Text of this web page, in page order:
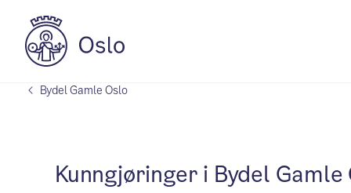
Bydel Gamle Oslo
Kunngjøringer i Bydel Gamle